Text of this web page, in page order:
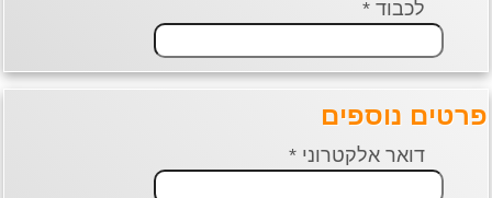
לכבוד *
נוספים
דואר אלקטרוני *